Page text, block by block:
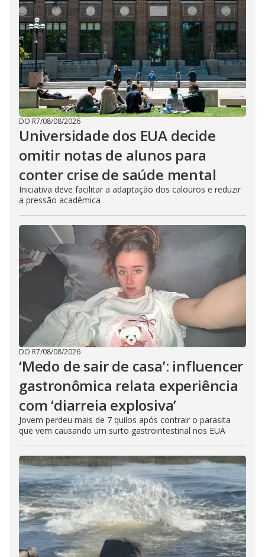
DO R7/08/08/2026
Universidade dos EUA decide
omitir notas de alunos para
conter crise de saúde mental
Iniciativa deve facilitar a adaptação dos calouros e reduzir
a pressão acadêmica
DO R7/08/08/2026
‘Medo de sair de casa’: influencer
gastronômica relata experiência
com ‘diarreia explosiva’
Jovem perdeu mais de 7 quilos após contrair o parasita
que vem causando um surto gastrointestinal nos EUA